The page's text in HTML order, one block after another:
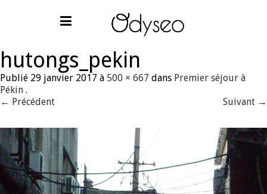
hutongs_pekin
Publié 29 janvier 2017 à 500 × 667 dans Premier séjour à
Pékin .
← Précédent
Suivant →